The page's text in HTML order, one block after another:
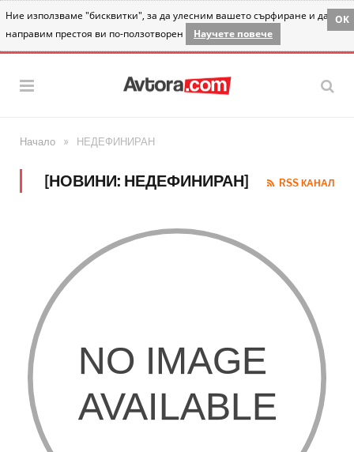
Ние използваме "бисквитки", за да улесним вашето сърфиране и да
направим престоя ви по-ползотворен
Научете повече
OK
Начало » НЕДЕФИНИРАН
[НОВИНИ: НЕДЕФИНИРАН] RSS КАНАЛ